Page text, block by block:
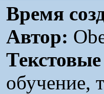
Время
Автор:
обучение,